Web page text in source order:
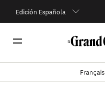
Edición Española
Français